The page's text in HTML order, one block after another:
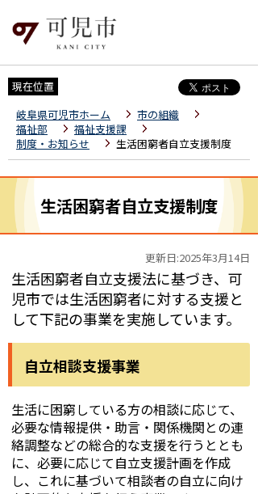
現在位置
岐阜県可児市ホーム
市の組織
福祉部
福祉支援課
制度・お知らせ
生活困窮者自立支援制度
生活困窮者自立支援制度
更新日:2025年3月14日
生活困窮者自立支援法に基づき、可
児市では生活困窮者に対する支援と
して下記の事業を実施しています。
自立相談支援事業
生活に困窮している方の相談に応じて、
必要な情報提供・助言・関係機関との連
絡調整などの総合的な支援を行うととも
に、必要に応じて自立支援計画を作成
し、これに基づいて相談者の自立に向け